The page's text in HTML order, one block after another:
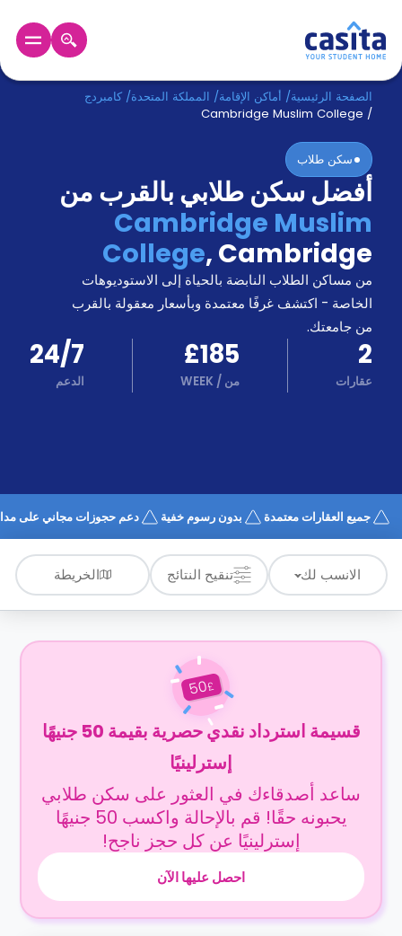
الرئيسية عربي GBP
دخول
حجز
السكن
من
نحن؟
المدونة
أخبر
أصدقائك
و
اكسب
كن
شريكا
الدعم
كيف
تعمل؟
الأسئلة
الشائعة
الصفحة الرئيسية/ أماكن الإقامة/ المملكة المتحدة/ كامبردج
/
Cambridge Muslim College
سكن طلاب
أفضل سكن طلابي بالقرب من
Cambridge Muslim
College, Cambridge
من مساكن الطلاب النابضة بالحياة إلى الاستوديوهات
الخاصة - اكتشف غرفًا معتمدة وبأسعار معقولة بالقرب
من جامعتك.
2
عقارات
£185
من /
WEEK
24/7
الدعم
جميع العقارات معتمدة بدون رسوم خفية دعم حجوزات مجاني على مدار
الانسب لك تنقيح النتائج الخريطة
£
50
قسيمة استرداد نقدي حصرية بقيمة 50 جنيهًا
إسترلينيًا
ساعد أصدقاءك في العثور على سكن طلابي
يحبونه حقًا! قم بالإحالة واكسب 50 جنيهًا
إسترلينيًا عن كل حجز ناجح!
احصل عليها الآن